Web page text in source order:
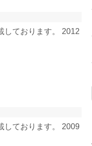
しております。 2012
しております。 2009